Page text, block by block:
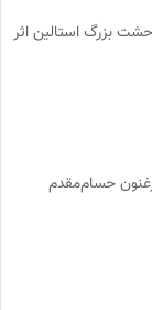
بزرگ استالین اثر
حسام‌مقدم